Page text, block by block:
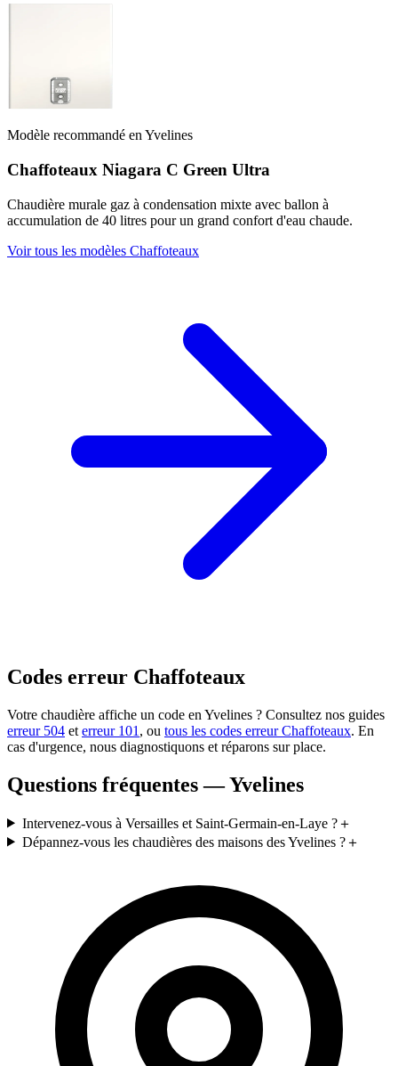
Modèle recommandé en Yvelines
Chaffoteaux Niagara C Green Ultra
Chaudière murale gaz à condensation mixte avec ballon à
accumulation de 40 litres pour un grand confort d'eau chaude.
Voir tous les modèles Chaffoteaux
Codes erreur Chaffoteaux
Votre chaudière affiche un code en Yvelines ? Consultez nos guides
erreur 504 et erreur 101 , ou tous les codes erreur Chaffoteaux. En
cas d'urgence, nous diagnostiquons et réparons sur place.
Questions fréquentes — Yvelines
Intervenez-vous à Versailles et Saint-Germain-en-Laye ?＋
Dépannez-vous les chaudières des maisons des Yvelines ?＋